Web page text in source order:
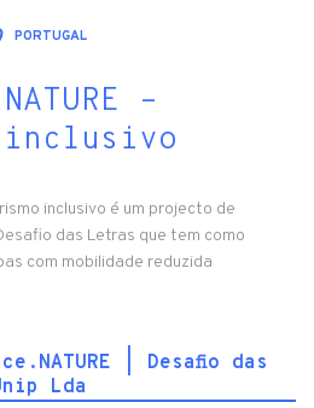
PORTUGAL
–
inclusivo
inclusivo é um projecto de
das Letras que tem como
com mobilidade reduzida
| Desafio das
Lda